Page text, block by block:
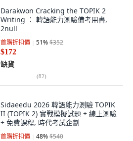
Darakwon Cracking the TOPIK 2
Writing ： 韓語能力測驗備考用書,
2null
首購折扣價 51%$352
$172
缺貨
(82)
Sidaeedu 2026 韓語能力測驗 TOPIK
II (TOPIK 2) 實戰模擬試題 + 線上測驗
+ 免費課程, 時代考試企劃
首購折扣價 48%$540